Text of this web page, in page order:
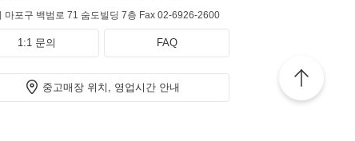
마포구 백범로 71 숨도빌딩 7층 Fax 02-6926-2600
1:1 문의 FAQ
중고매장 위치, 영업시간 안내